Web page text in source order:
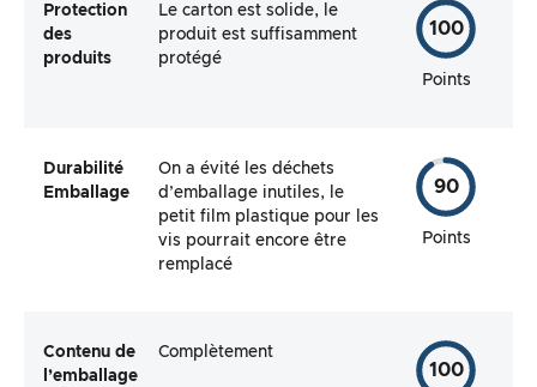
Protection
des
produits
Le carton est solide, le
produit est suffisamment
protégé
100
Points
Durabilité
Emballage
On a évité les déchets
d’emballage inutiles, le
petit film plastique pour les
vis pourrait encore être
remplacé
90
Points
Contenu de
l’emballage
Complètement
100